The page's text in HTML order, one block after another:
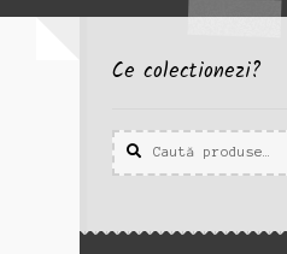
Ce colectionezi?
Caută
după:
Caută